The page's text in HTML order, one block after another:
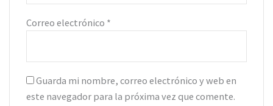
Correo electrónico *
Guarda mi nombre, correo electrónico y web en
este navegador para la próxima vez que comente.